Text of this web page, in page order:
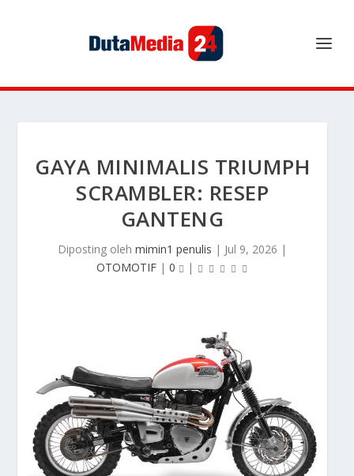
GAYA MINIMALIS TRIUMPH
SCRAMBLER: RESEP
GANTENG
Diposting oleh mimin1 penulis | Jul 9, 2026 |
OTOMOTIF| 0 |